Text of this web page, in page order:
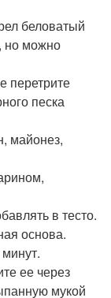
беловатый
но можно
перетрите
песка
майонез,
в тесто.
основа.
ее через
мукой